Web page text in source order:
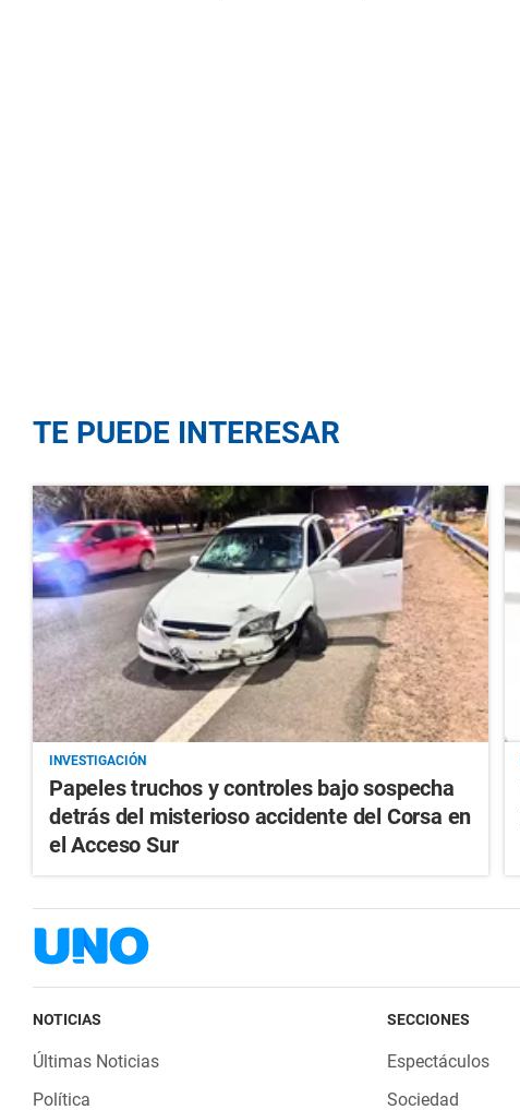
TE PUEDE INTERESAR
INVESTIGACIÓN
Papeles truchos y controles bajo sospecha
detrás del misterioso accidente del Corsa en
el Acceso Sur
NOTICIAS
Últimas Noticias
Política
SECCIONES
Espectáculos
Sociedad